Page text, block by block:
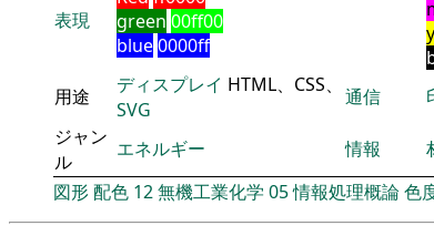
表現
green 00ff00
blue0000ff
用途
ディスプレイ HTML、CSS、
SVG
通信
ジャン
ル
エネルギー 情報
図形配色 12無機工業化学 05情報処理概論色